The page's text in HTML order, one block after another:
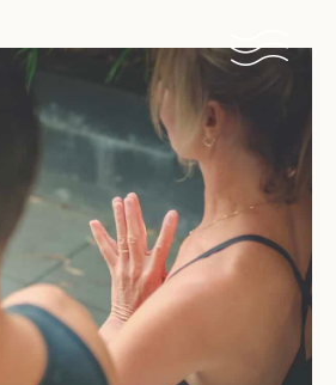
Naturisme
Communauté
Calendrier